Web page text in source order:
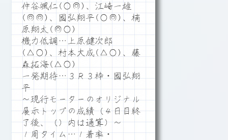
仲谷颯仁(○◎)、江崎一雄
(◎◎)、國弘翔平(○◎)、楠
原翔太(◎○)
機力低調…上原健次郎
(△○)、村本大成(△○)、藤
森拓海(△○)
一発期待…３Ｒ３枠・國弘翔
平
～現行モーターのオリジナル
展示トップの成績（４日目終
了後、（）内は通算）～
１周タイム…１着率・